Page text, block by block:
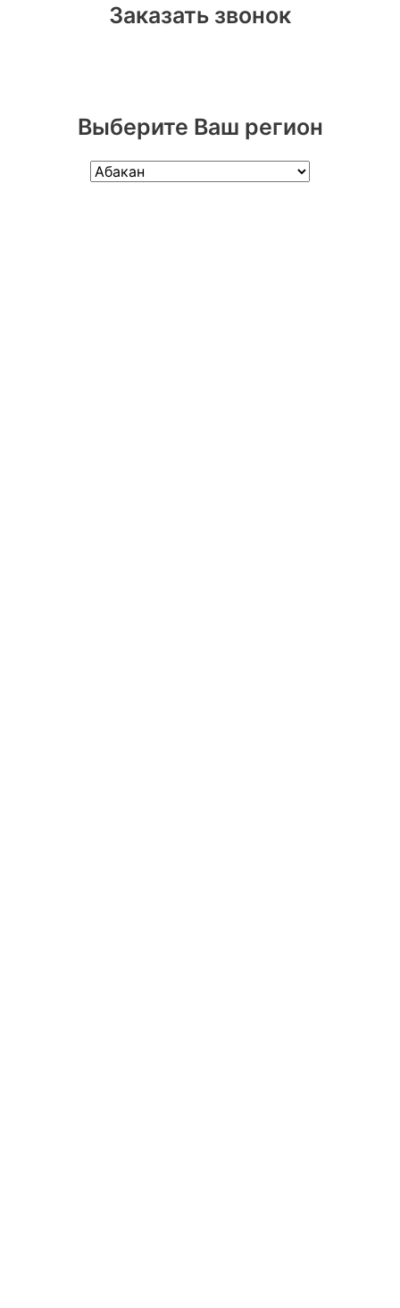
Заказать звонок
Выберите Ваш регион